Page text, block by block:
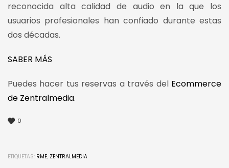
reconocida alta calidad de audio en la que los
usuarios profesionales han confiado durante estas
dos décadas.
SABER MÁS
Puedes hacer tus reservas a través del Ecommerce
de Zentralmedia.
0
ETIQUETAS: RME, ZENTRALMEDIA